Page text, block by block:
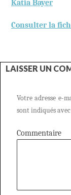
Katia Bayer
Consulter la
LAISSER UN
Votre adresse e-
sont indiqués avec
Commentaire